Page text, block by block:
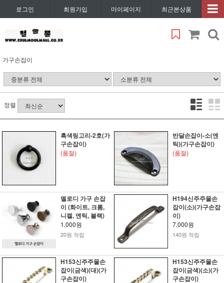
로그인 회원가입 마이페이지 최근본상품
가구손잡이
정렬
흑색링고리-2호(가
구손잡이)
(품절)
반달손잡이-소(엔
틱)(가구손잡이)
(품절)
멜로디 가구 손잡
이 (화이트, 크롬,
니켈, 엔틱, 블랙)
1,000원
20원 적립
H194신주주물손
잡이(소)(가구손잡
이)
7,000원
140원 적립
H153신주주물손
잡이(금색)(대)(가
구손잡이)
H153신주주물손
잡이(금색)(소)(가
구손잡이)